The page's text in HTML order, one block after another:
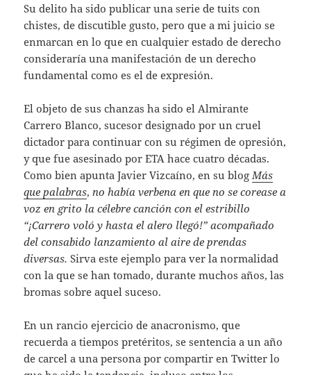
Su delito ha sido publicar una serie de tuits con
chistes, de discutible gusto, pero que a mi juicio se
enmarcan en lo que en cualquier estado de derecho
consideraría una manifestación de un derecho
fundamental como es el de expresión.
El objeto de sus chanzas ha sido el Almirante
Carrero Blanco, sucesor designado por un cruel
dictador para continuar con su régimen de opresión,
y que fue asesinado por ETA hace cuatro décadas.
Como bien apunta Javier Vizcaíno, en su blog Más
que palabras, no había verbena en que no se corease a
voz en grito la célebre canción con el estribillo
“¡Carrero voló y hasta el alero llegó!” acompañado
del consabido lanzamiento al aire de prendas
diversas.Sirva este ejemplo para ver la normalidad
con la que se han tomado, durante muchos años, las
bromas sobre aquel suceso.
En un rancio ejercicio de anacronismo, que
recuerda a tiempos pretéritos, se sentencia a un año
de carcel a una persona por compartir en Twitter lo